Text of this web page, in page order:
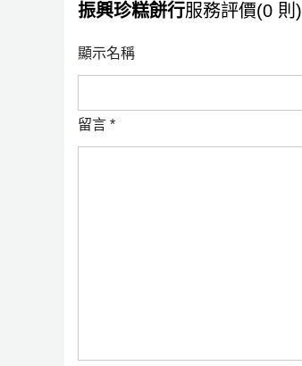
振興珍糕餅行服務評價(0 則)
顯示名稱
留言 *